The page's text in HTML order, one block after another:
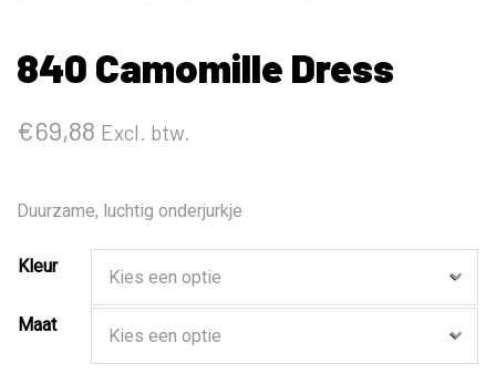
840 Camomille Dress
€69,88 Excl. btw.
Duurzame, luchtig onderjurkje
Kleur
Maat